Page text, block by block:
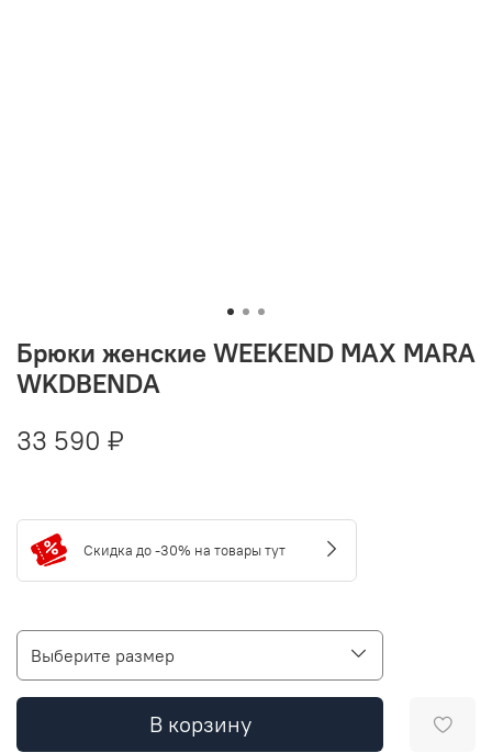
Брюки женские WEEKEND MAX MARA
WKDBENDA
33 590 ₽
Скидка до -30% на товары тут
Выберите размер
В корзину